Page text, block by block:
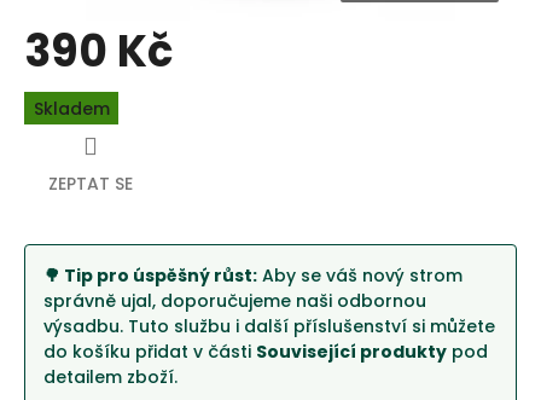
390 Kč
Měrná
cena:
Skladem
🌳 Tip pro úspěšný růst: Aby se váš nový strom
správně ujal, doporučujeme naši odbornou
výsadbu. Tuto službu i další příslušenství si můžete
do košíku přidat v části Související produkty pod
detailem zboží.
ZEPTAT SE